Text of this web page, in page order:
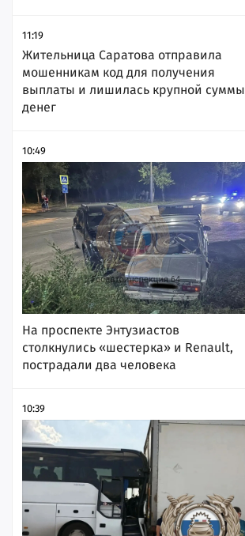
11:19
Жительница Саратова отправила
мошенникам код для получения
выплаты и лишилась крупной суммы
денег
10:49
На проспекте Энтузиастов
столкнулись «шестерка» и Renault,
пострадали два человека
10:39